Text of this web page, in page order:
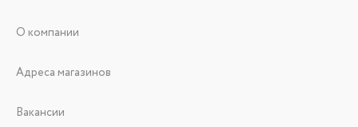
О компании
Адреса магазинов
Вакансии